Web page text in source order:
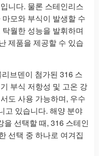
니다. 물론 스테인리스
모와 부식이 발생할 수
월한 성능을 발휘하며
제품을 제공할 수 있습
리브덴이 첨가된 316 스
부식 저항성 및 고온 강
도 사용 가능하며, 우수
고 있습니다. 해양 분야
선택할 때, 316 스테인
선택 중 하나로 여겨집